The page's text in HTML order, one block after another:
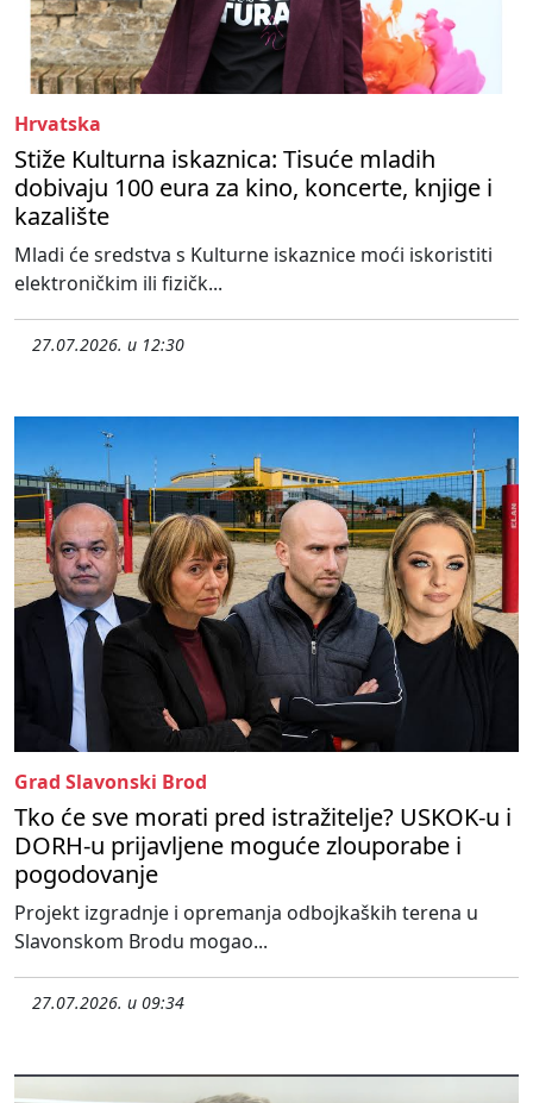
Hrvatska
Stiže Kulturna iskaznica: Tisuće mladih
dobivaju 100 eura za kino, koncerte, knjige i
kazalište
Mladi će sredstva s Kulturne iskaznice moći iskoristiti
elektroničkim ili fizičk...
27.07.2026. u 12:30
Grad Slavonski Brod
Tko će sve morati pred istražitelje? USKOK-u i
DORH-u prijavljene moguće zlouporabe i
pogodovanje
Projekt izgradnje i opremanja odbojkaških terena u
Slavonskom Brodu mogao...
27.07.2026. u 09:34